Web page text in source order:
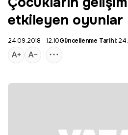
etkileyen oyunlar
24.09.2018 - 12:10Güncellenme Tarihi: